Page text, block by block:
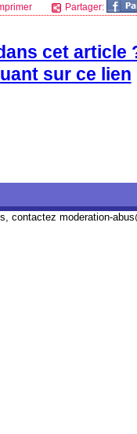
Partager:
cet article
sur ce lien
contactez moderation-